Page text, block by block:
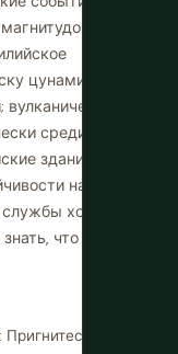
8+
цунами
среди 87
здания
на
хорошо
что